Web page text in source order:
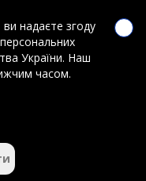
надаєте згоду
України. Наш
часом.